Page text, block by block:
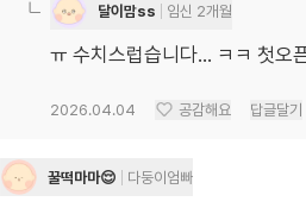
달이맘ss 임신 2개월
ㅠ 수치스럽습니다... ㅋㅋ 첫오
2026.04.04 공감해요 답글달기
꿀떡마마😌 다둥이엄빠